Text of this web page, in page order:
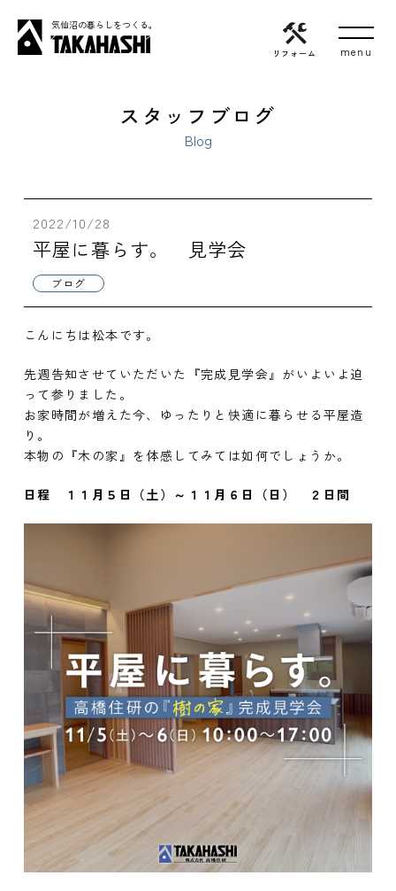
気仙沼の暮らしをつくる。
リフォーム
スタッフブログ
Blog
2022/10/28
平屋に暮らす。 見学会
ブログ
こんにちは松本です。
先週告知させていただいた『完成見学会』がいよいよ迫
って参りました。
お家時間が増えた今、ゆったりと快適に暮らせる平屋造
り。
本物の『木の家』を体感してみては如何でしょうか。
日程 １１月５日（土）～１１月６日（日） ２日間